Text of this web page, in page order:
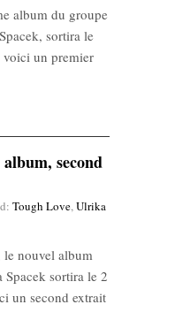
album du groupe
sortira le
voici un premier
second
Tough Love,Ulrika
nouvel album
sortira le 2
un second extrait